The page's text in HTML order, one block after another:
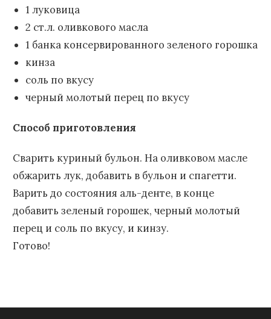
1 луковица
2 ст.л. оливкового масла
1 банка консервированного зеленого горошка
кинза
соль по вкусу
черный молотый перец по вкусу
Способ приготовления
Сварить куриный бульон. На оливковом масле
обжарить лук, добавить в бульон и спагетти.
Варить до состояния аль-денте, в конце
добавить зеленый горошек, черный молотый
перец и соль по вкусу, и кинзу.
Готово!